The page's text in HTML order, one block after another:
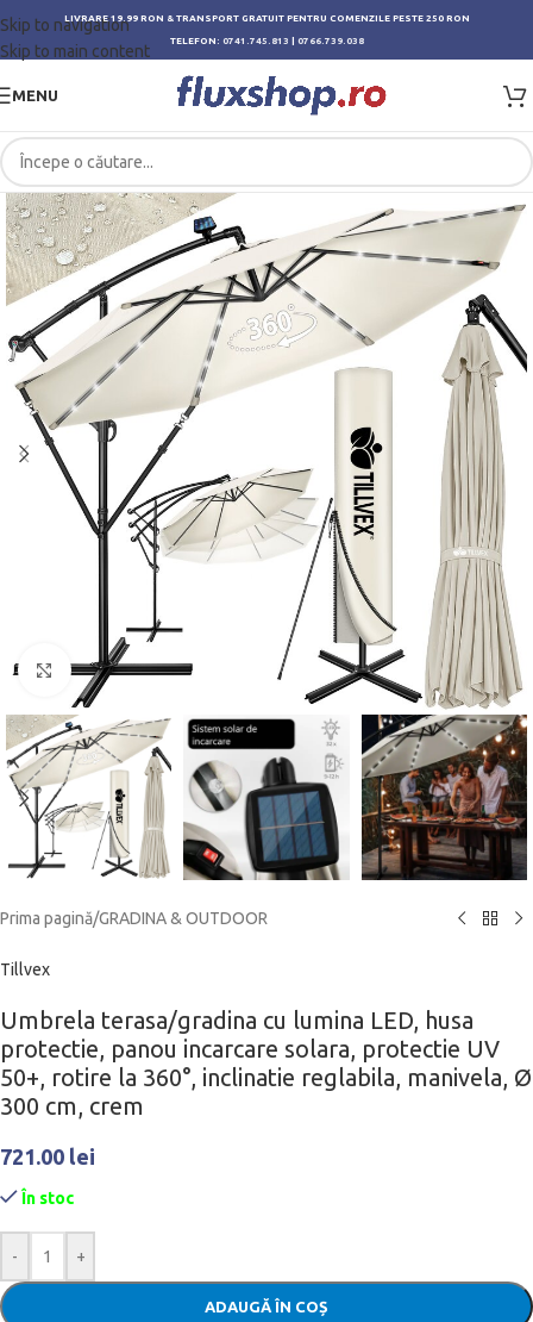
Skip to navigation
Skip to main content
LIVRARE 19.99 RON & TRANSPORT GRATUIT PENTRU COMENZILE PESTE 250 RON
TELEFON: 0741.745.813 0766.739.038
MENU
Click to enlarge
Prima pagină/GRADINA & OUTDOOR
Tillvex
Umbrela terasa/gradina cu lumina LED, husa
protectie, panou incarcare solara, protectie UV
50+, rotire la 360°, inclinatie reglabila, manivela, Ø
300 cm, crem
721.00 lei
În stoc
- +
ADAUGĂ ÎN COȘ